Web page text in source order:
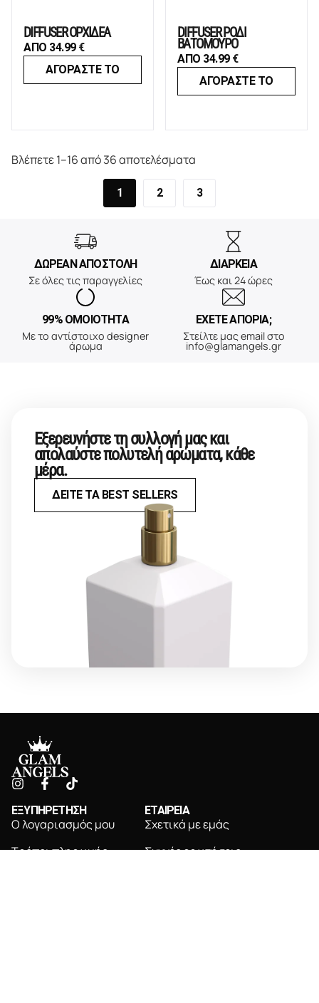
DIFFUSER ΟΡΧΙΔΕΑ
ΑΠΟ 34.99 €
ΑΓΟΡΑΣΤΕ ΤΟ
DIFFUSER ΡΟΔΙ
ΒΑΤΟΜΟΥΡΟ
ΑΠΟ 34.99 €
ΑΓΟΡΑΣΤΕ ΤΟ
Βλέπετε 1–16 από 36 αποτελέσματα
1 2 3
ΔΩΡΕΑΝ ΑΠΟΣΤΟΛΗ
Σε όλες τις παραγγελίες
ΔΙΑΡΚΕΙΑ
Έως και 24 ώρες
99% ΟΜΟΙΟΤΗΤΑ
Με το αντίστοιχο designer
άρωμα
ΕΧΕΤΕ ΑΠΟΡΙΑ;
Στείλτε μας email στο
info@glamangels.gr
Εξερευνήστε τη συλλογή μας και
απολαύστε πολυτελή αρώματα, κάθε
μέρα.
ΔΕΙΤΕ ΤΑ BEST SELLERS
ΕΞΥΠΗΡΕΤΗΣΗ
Ο λογαριασμός μου
Τρόποι πληρωμής
ΕΤΑΙΡΕΙΑ
Σχετικά με εμάς
Συχνές ερωτήσεις